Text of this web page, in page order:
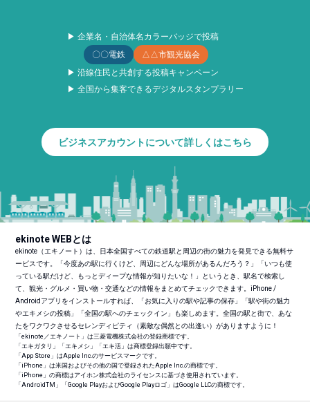
▶ 企業名・自治体名カラーバッジで投稿
〇〇電鉄
△△市観光協会
▶ 沿線住民と共創する投稿キャンペーン
▶ 全国から集客できるデジタルスタンプラリー
ビジネスアカウントについて詳しくはこちら
ekinote WEBとは
ekinote（エキノート）は、日本全国すべての鉄道駅と周辺の街の魅力を発見できる無料サ
ービスです。「今度あの駅に行くけど、周辺にどんな場所があるんだろう？」「いつも使
っている駅だけど、もっとディープな情報が知りたいな！」というとき、駅名で検索し
て、観光・グルメ・買い物・交通などの情報をまとめてチェックできます。iPhone /
Androidアプリをインストールすれば、「お気に入りの駅や記事の保存」「駅や街の魅力
やエキメシの投稿」「全国の駅へのチェックイン」も楽しめます。全国の駅と街で、あな
たをワクワクさせるセレンディピティ（素敵な偶然との出逢い）がありますように！
「ekinote／エキノート」は三菱電機株式会社の登録商標です。
「エキガタリ」「エキメシ」「エキ活」は商標登録出願中です。
「App Store」はApple Inc.のサービスマークです。
「iPhone」は米国およびその他の国で登録されたApple Inc.の商標です。
「iPhone」の商標はアイホン株式会社のライセンスに基づき使用されています。
「AndroidTM 」「Google PlayおよびGoogle Playロゴ」はGoogle LLCの商標です。